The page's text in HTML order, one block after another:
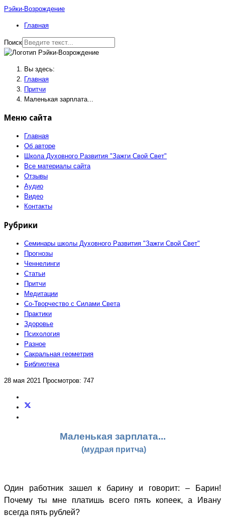
Рэйки-Возрождение
Главная
Поиск
Вы здесь:
Главная
Притчи
Маленькая зарплата...
Меню сайта
Главная
Об авторе
Школа Духовного Развития "Зажги Свой Свет"
Все материалы сайта
Отзывы
Аудио
Видео
Контакты
Рубрики
Семинары школы Духовного Развития "Зажги Свой Свет"
Прогнозы
Ченнелинги
Статьи
Притчи
Медитации
Со-Творчество с Силами Света
Практики
Здоровье
Психология
Разное
Сакральная геометрия
Библиотека
28 мая 2021 Просмотров: 747
Маленькая зарплата...
(мудрая притча)
Один работник зашел к барину и говорит: – Барин!
Почему ты мне платишь всего пять копеек, а Ивану
всегда пять рублей?